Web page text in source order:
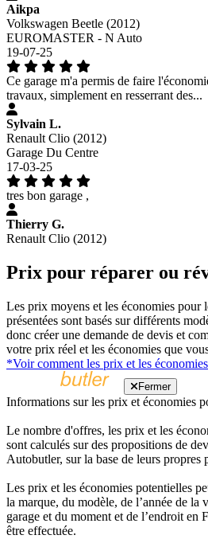
Aikpa
Volkswagen Beetle (2012)
EUROMASTER - N Auto
19-07-25
Ce garage m'a permis de faire
travaux, simplement en resserrant des...
Sylvain L.
Renault Clio (2012)
Garage Du Centre
17-03-25
tres bon garage ,
Thierry G.
Renault Clio (2012)
Prix pour réparer ou
Les prix moyens et les économies pour
présentées sont basés sur différents
donc créer une demande de devis et
votre prix réel et les économies que
*Voir comment les prix et les
Fermer
Informations sur les prix et économies
Le nombre d'offres, les prix et les
sont calculés sur des propositions de
Autobutler, sur la base de leurs
Les prix et les économies potentielles
la marque, du modèle, de l’année de
garage et du moment et de l’endroit en
être effectuée.